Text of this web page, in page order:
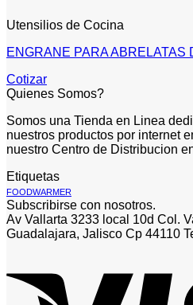
Utensilios de Cocina
ENGRANE PARA ABRELATAS
Cotizar
Quienes Somos?
Somos una Tienda en Linea
nuestros productos por internet
nuestro Centro de Distribucion
Etiquetas
FOODWARMER
Subscribirse con nosotros.
Av Vallarta 3233 local 10d Col.
Guadalajara, Jalisco Cp 44110